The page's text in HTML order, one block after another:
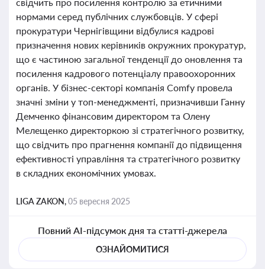
нормами серед публічних службовців. У сфері
прокуратури Чернігівщини відбулися кадрові
призначення нових керівників окружних прокуратур,
що є частиною загальної тенденції до оновлення та
посилення кадрового потенціалу правоохоронних
органів. У бізнес-секторі компанія Comfy провела
значні зміни у топ-менеджменті, призначивши Ганну
Демченко фінансовим директором та Олену
Мелещенко директоркою зі стратегічного розвитку,
що свідчить про прагнення компанії до підвищення
ефективності управління та стратегічного розвитку
в складних економічних умовах.
LIGA ZAKON,05 вересня 2025
Повний AI-підсумок дня та статті-джерела
ОЗНАЙОМИТИСЯ